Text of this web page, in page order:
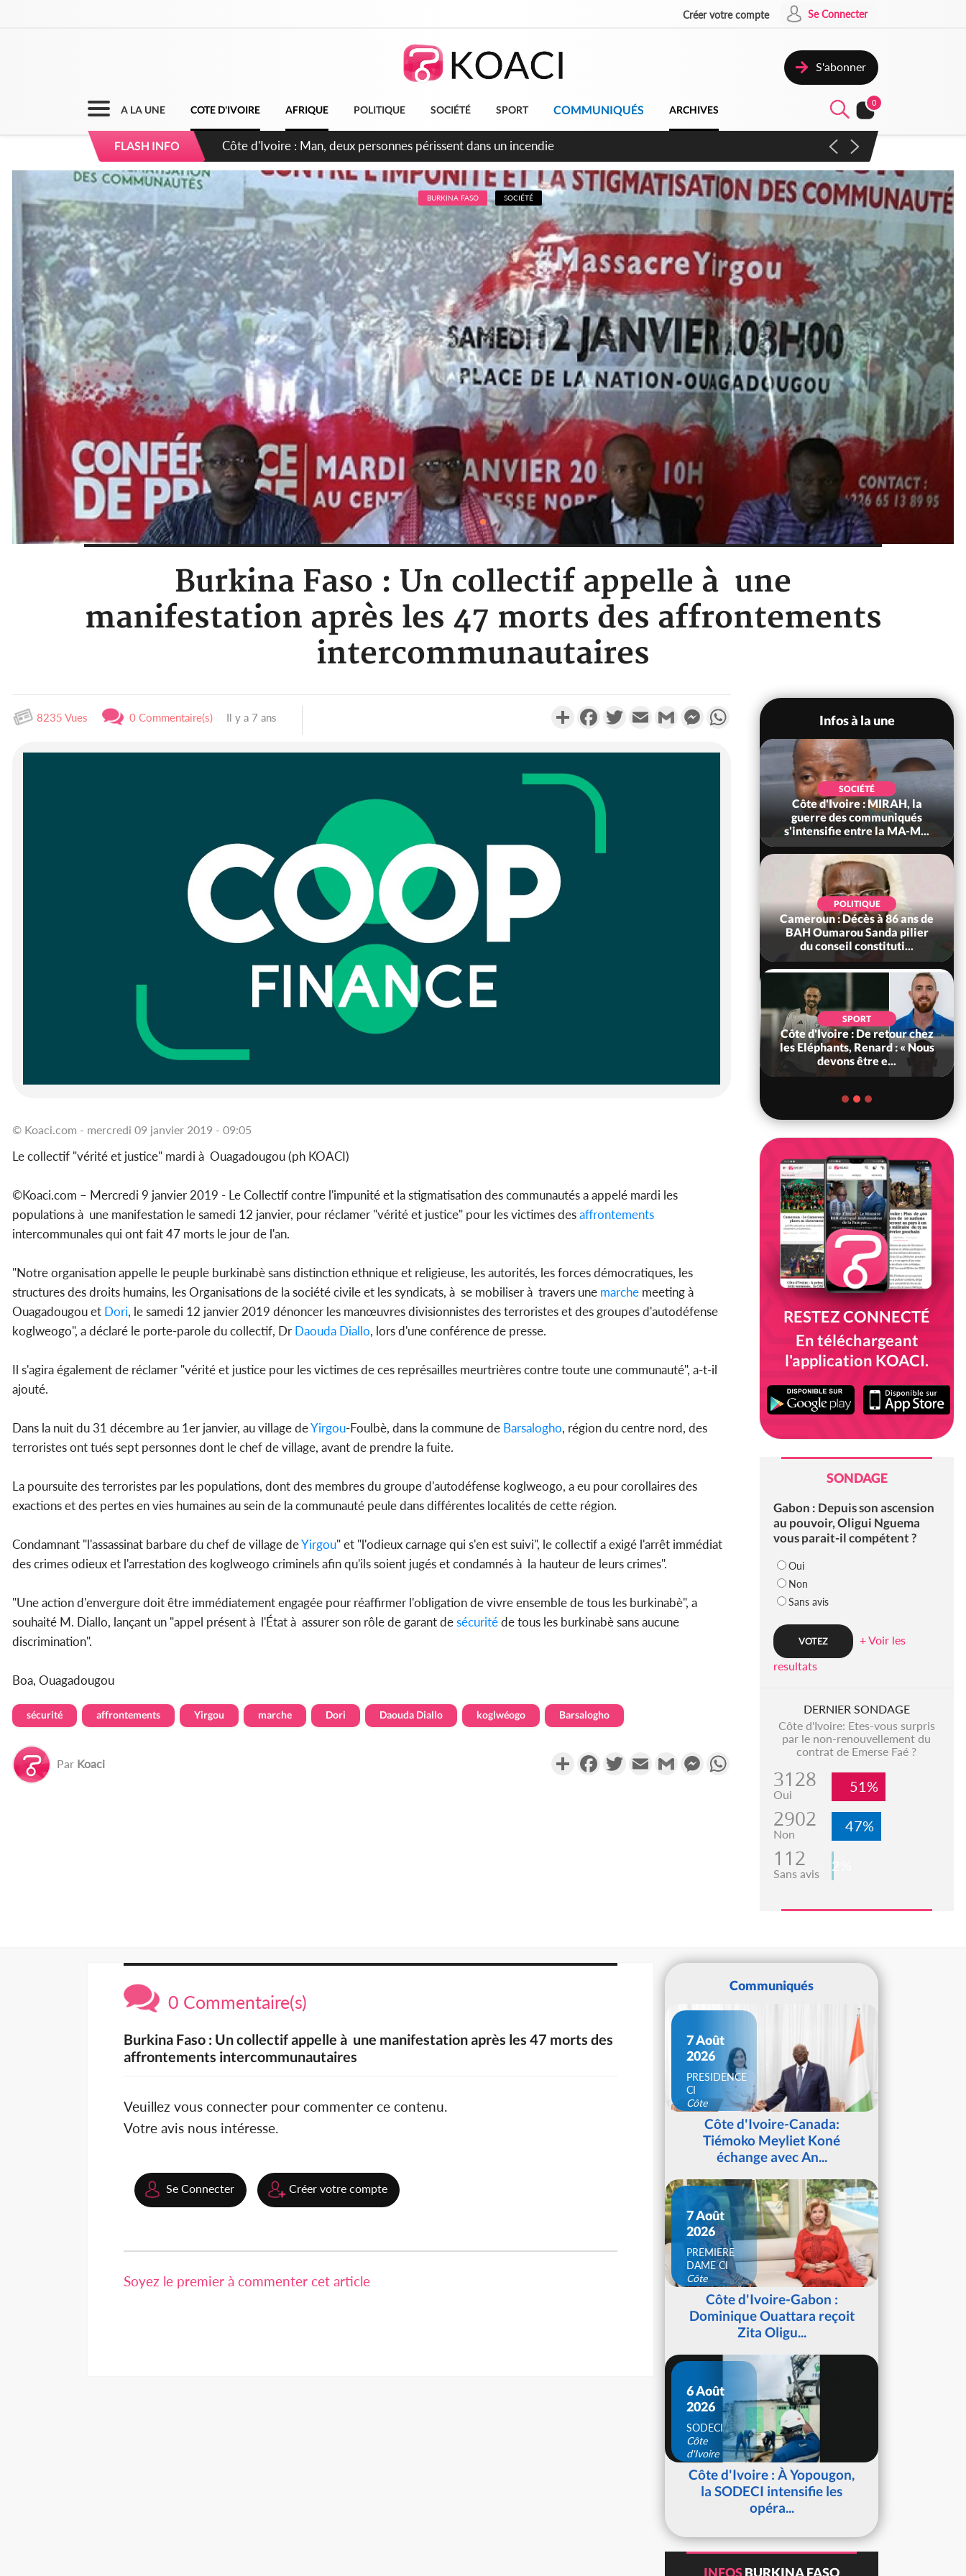
Créer votre compte Se Connecter
S'abonner
A LA UNE COTE D'IVOIRE AFRIQUE POLITIQUE SOCIÉTÉ SPORT COMMUNIQUÉS ARCHIVES
0
FLASH INFO
Côte d'Ivoire : Séileu, la célébration de la fête nationale transformée en vaste campagne contre les produits
dépigmentants dangereux
BURKINA FASO SOCIÉTÉ
Burkina Faso : Un collectif appelle à une
manifestation après les 47 morts des affrontements
intercommunautaires
8235 Vues 0 Commentaire(s) Il y a 7 ans PartagerFacebookTwitterEmail Gmail MessengerWhatsApp
© Koaci.com - mercredi 09 janvier 2019 - 09:05
Le collectif "vérité et justice" mardi à Ouagadougou (ph KOACI)
©Koaci.com – Mercredi 9 janvier 2019 - Le Collectif contre l'impunité et la stigmatisation des communautés a appelé mardi les
populations à une manifestation le samedi 12 janvier, pour réclamer "vérité et justice" pour les victimes desaffrontements
intercommunales qui ont fait 47 morts le jour de l'an.
"Notre organisation appelle le peuple burkinabè sans distinction ethnique et religieuse, les autorités, les forces démocratiques, les
structures des droits humains, les Organisations de la société civile et les syndicats, à se mobiliser à travers une marche meeting à
Ouagadougou et Dori, le samedi 12 janvier 2019 dénoncer les manœuvres divisionnistes des terroristes et des groupes d'autodéfense
koglweogo", a déclaré le porte-parole du collectif, Dr Daouda Diallo, lors d'une conférence de presse.
Il s'agira également de réclamer "vérité et justice pour les victimes de ces représailles meurtrières contre toute une communauté", a-t-il
ajouté.
Dans la nuit du 31 décembre au 1er janvier, au village deYirgou-Foulbè, dans la commune de Barsalogho, région du centre nord, des
terroristes ont tués sept personnes dont le chef de village, avant de prendre la fuite.
La poursuite des terroristes par les populations, dont des membres du groupe d'autodéfense koglweogo, a eu pour corollaires des
exactions et des pertes en vies humaines au sein de la communauté peule dans différentes localités de cette région.
Condamnant "l'assassinat barbare du chef de village deYirgou" et "l'odieux carnage qui s'en est suivi", le collectif a exigé l'arrêt immédiat
des crimes odieux et l'arrestation des koglweogo criminels afin qu'ils soient jugés et condamnés à la hauteur de leurs crimes".
"Une action d'envergure doit être immédiatement engagée pour réaffirmer l'obligation de vivre ensemble de tous les burkinabè", a
souhaité M. Diallo, lançant un "appel présent à l'État à assurer son rôle de garant desécuritéde tous les burkinabè sans aucune
discrimination".
Boa, Ouagadougou
sécurité affrontements Yirgou marche Dori Daouda Diallo koglwéogo Barsalogho
Par Koaci PartagerFacebookTwitterEmail Gmail Messenger
Infos à la une
Côte d'Ivoire : Man, deux
personnes périssent dans un
SOCIÉTÉ
Côte d'Ivoire : MIRAH, la
guerre des communiqués
s'intensifie entre la MA-M...
POLITIQUE
Cameroun : Décès à 86 ans de
BAH Oumarou Sanda pilier
du conseil constituti...
SPORT
Côte d'Ivoire : De retour chez
les Eléphants, Renard : « Nous
devons être e...
RESTEZ CONNECTÉ
En téléchargeant
l'application KOACI.
SONDAGE
Gabon : Depuis son ascension
au pouvoir, Oligui Nguema
vous parait-il compétent ?
Oui
Non
Sans avis
+ Voir les
resultats
DERNIER SONDAGE
Côte d'Ivoire: Etes-vous surpris
par le non-renouvellement du
contrat de Emerse Faé ?
3128
Oui 51%
2902
Non 47%
112
Sans avis 2%
0 Commentaire(s)
Burkina Faso : Un collectif appelle à une manifestation après les 47 morts des
affrontements intercommunautaires
Veuillez vous connecter pour commenter ce contenu.
Votre avis nous intéresse.
Se Connecter Créer votre compte
Soyez le premier à commenter cet article
Communiqués
7 Août
2026
PRESIDENCE
CI
Côte
d'IvoireCôte d'Ivoire-Canada:
Tiémoko Meyliet Koné
échange avec An...
7 Août
2026
PREMIERE
DAME CI
Côte
d'IvoireCôte d'Ivoire-Gabon :
Dominique Ouattara reçoit
Zita Oligu...
6 Août
2026
SODECI
Côte
d'Ivoire
Côte d'Ivoire : À Yopougon,
la SODECI intensifie les
opéra...
INFOSBURKINA FASO